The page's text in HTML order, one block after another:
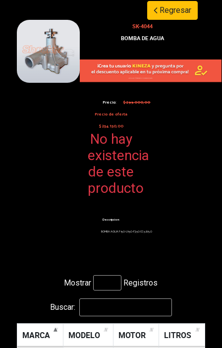
Regresar
SK-4044
BOMBA DE AGUA
Precio:
$299.000,00
Precio de oferta
$254.150,00
No hay
existencia
de este
producto
Descripcion:
BOMBA AGUA F150-U150-F350 CC 5.8/5.0
Mostrar Registros
Buscar:
MARCA MODELO MOTOR LITROS